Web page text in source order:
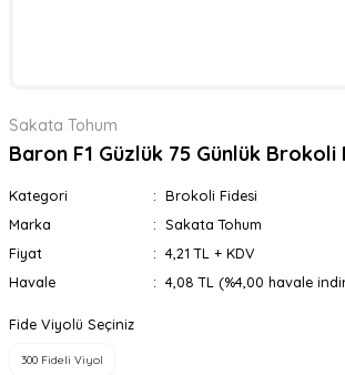
Sakata Tohum
Baron F1 Güzlük 75 Günlük Brokoli
Kategori
Brokoli Fidesi
Marka
Sakata Tohum
Fiyat
4,21 TL + KDV
Havale
4,08 TL (%4,00 havale
Fide Viyolü Seçiniz
300 Fideli Viyol